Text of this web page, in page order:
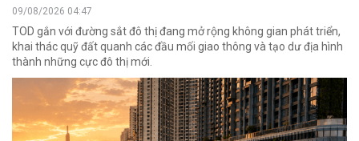
09/08/2026 04:47
TOD gắn với đường sắt đô thị đang mở rộng không gian phát triển,
khai thác quỹ đất quanh các đầu mối giao thông và tạo dư địa hình
thành những cực đô thị mới.